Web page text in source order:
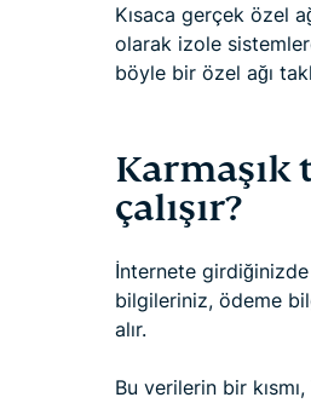
Kısaca gerçek özel
olarak izole
böyle bir özel ağı
Karmaşık
çalışır?
İnternete
bilgileriniz, ödeme
alır.
Bu verilerin bir